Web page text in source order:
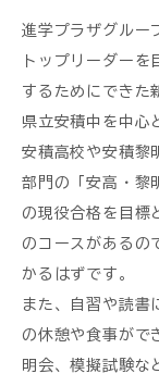
進学プラザグルー
トップリーダー
するためにできた
県立安積中を中心
安積高校や安積黎
部門の「安高・黎
の現役合格を目標
のコースがあるの
かるはずです。
また、自習や読書
の休憩や食事がで
明会、模擬試験な